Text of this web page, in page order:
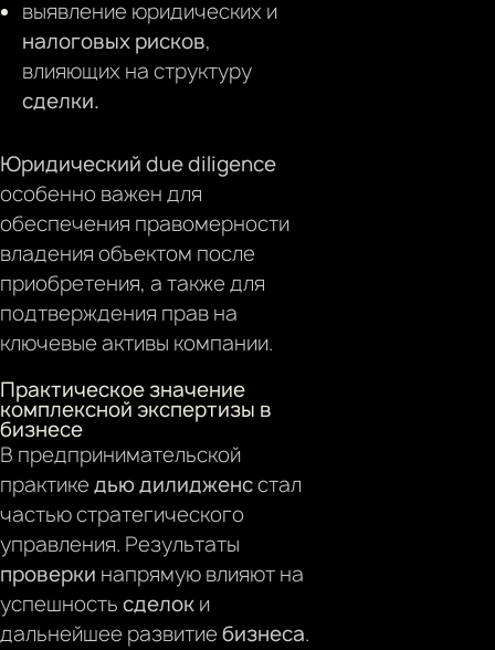
выявление юридических и
налоговых рисков,
влияющих на структуру
сделки.
Юридический due diligence
особенно важен для
обеспечения правомерности
владения объектом после
приобретения, а также для
подтверждения прав на
ключевые активы компании.
Практическое значение
комплексной экспертизы в
бизнесе
В предпринимательской
практике дью дилидженсстал
частью стратегического
управления. Результаты
проверки напрямую влияют на
успешность сделок и
дальнейшее развитие бизнеса.